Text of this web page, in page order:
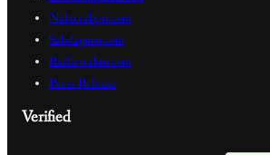
Nalarrakyat.com
Sabdaguru.com
Radarwaktu.com
Press Release
Verified